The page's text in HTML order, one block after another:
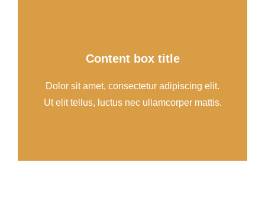
Content box title
Dolor sit amet, consectetur adipiscing elit.
Ut elit tellus, luctus nec ullamcorper mattis.